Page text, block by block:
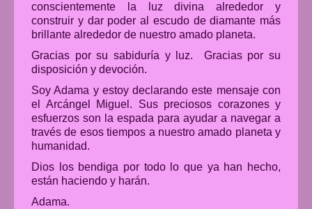
conscientemente la luz divina alrededor y
construir y dar poder al escudo de diamante más
brillante alrededor de nuestro amado planeta.
Gracias por su sabiduría y luz. Gracias por su
disposición y devoción.
Soy Adama y estoy declarando este mensaje con
el Arcángel Miguel. Sus preciosos corazones y
esfuerzos son la espada para ayudar a navegar a
través de esos tiempos a nuestro amado planeta y
humanidad.
Dios los bendiga por todo lo que ya han hecho,
están haciendo y harán.
Adama.